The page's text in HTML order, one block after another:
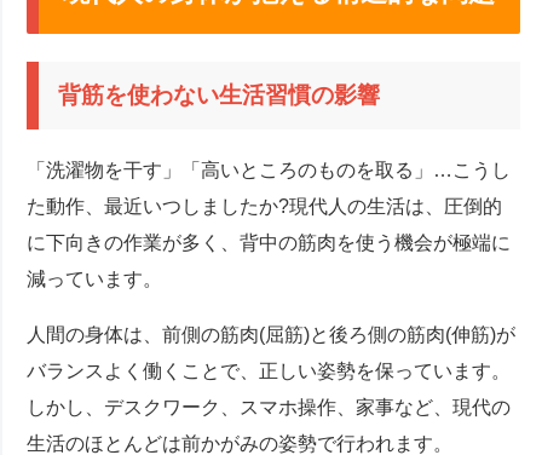
背筋を使わない生活習慣の影響
「洗濯物を干す」「高いところのものを取る」…こうし
た動作、最近いつしましたか?現代人の生活は、圧倒的
に下向きの作業が多く、背中の筋肉を使う機会が極端に
減っています。
人間の身体は、前側の筋肉(屈筋)と後ろ側の筋肉(伸筋)が
バランスよく働くことで、正しい姿勢を保っています。
しかし、デスクワーク、スマホ操作、家事など、現代の
生活のほとんどは前かがみの姿勢で行われます。